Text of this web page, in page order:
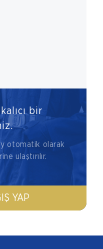
bir
otomatik olarak
ulaştırılır.
YAP